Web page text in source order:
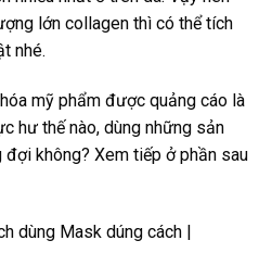
lớn collagen thì có thể tích
nhé.
mỹ phẩm được quảng cáo là
hư thế nào, dùng những sản
không? Xem tiếp ở phần sau
dùng Mask dúng cách |